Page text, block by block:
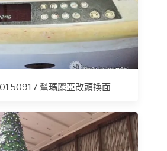
幫瑪麗亞改頭換面